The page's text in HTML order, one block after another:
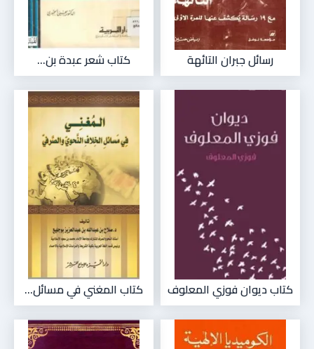
رسائل جبران التائهة كتاب شعر عبدة بن...
كتاب ديوان فوزي المعلوف كتاب المغني في مسائل...